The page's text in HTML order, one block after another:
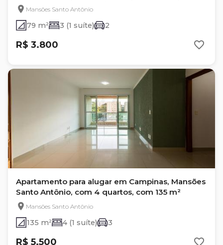
Da Mata
Mansões Santo Antônio
79 m² 3 (1 suíte) 2
R$ 3.800
Apartamento para alugar em Campinas, Mansões
Santo Antônio, com 4 quartos, com 135 m²
Mansões Santo Antônio
135 m² 4 (1 suíte) 3
R$ 5.500